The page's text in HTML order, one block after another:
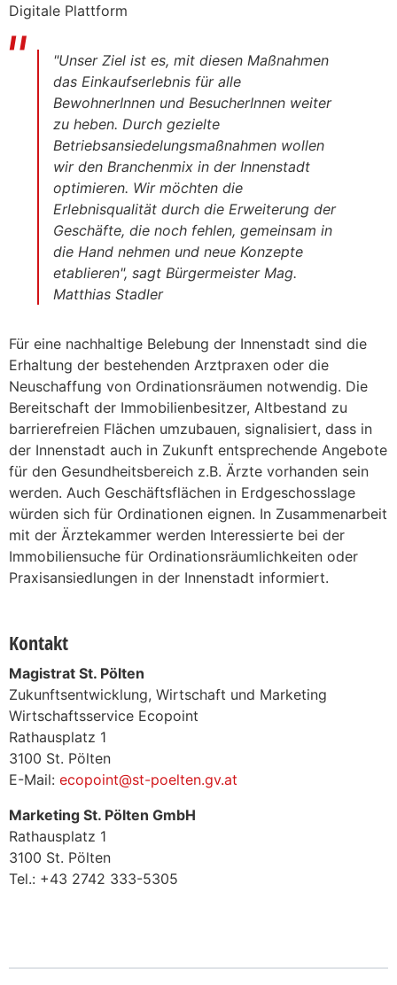
Digitale Plattform
"Unser Ziel ist es, mit diesen Maßnahmen
das Einkaufserlebnis für alle
BewohnerInnen und BesucherInnen weiter
zu heben. Durch gezielte
Betriebsansiedelungsmaßnahmen wollen
wir den Branchenmix in der Innenstadt
optimieren. Wir möchten die
Erlebnisqualität durch die Erweiterung der
Geschäfte, die noch fehlen, gemeinsam in
die Hand nehmen und neue Konzepte
etablieren", sagt Bürgermeister Mag.
Matthias Stadler
Für eine nachhaltige Belebung der Innenstadt sind die
Erhaltung der bestehenden Arztpraxen oder die
Neuschaffung von Ordinationsräumen notwendig. Die
Bereitschaft der Immobilienbesitzer, Altbestand zu
barrierefreien Flächen umzubauen, signalisiert, dass in
der Innenstadt auch in Zukunft entsprechende Angebote
für den Gesundheitsbereich z.B. Ärzte vorhanden sein
werden. Auch Geschäftsflächen in Erdgeschosslage
würden sich für Ordinationen eignen. In Zusammenarbeit
mit der Ärztekammer werden Interessierte bei der
Immobiliensuche für Ordinationsräumlichkeiten oder
Praxisansiedlungen in der Innenstadt informiert.
Kontakt
Magistrat St. Pölten
Zukunftsentwicklung, Wirtschaft und Marketing
Wirtschaftsservice Ecopoint
Rathausplatz 1
3100 St. Pölten
E-Mail: ecopoint@st-poelten.gv.at
Marketing St. Pölten GmbH
Rathausplatz 1
3100 St. Pölten
Tel.: +43 2742 333-5305